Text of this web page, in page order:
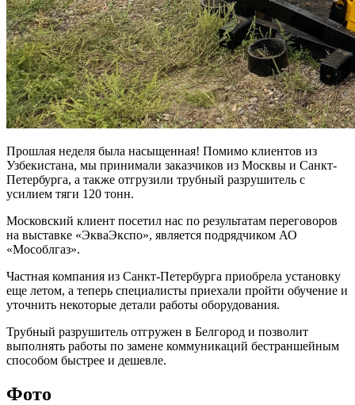
Прошлая неделя была насыщенная! Помимо клиентов из
Узбекистана, мы принимали заказчиков из Москвы и Санкт-
Петербурга, а также отгрузили трубный разрушитель с
усилием тяги 120 тонн.
Московский клиент посетил нас по результатам переговоров
на выставке «ЭкваЭкспо», является подрядчиком АО
«Мособлгаз».
Частная компания из Санкт-Петербурга приобрела установку
еще летом, а теперь специалисты приехали пройти обучение и
уточнить некоторые детали работы оборудования.
Трубный разрушитель отгружен в Белгород и позволит
выполнять работы по замене коммуникаций бестраншейным
способом быстрее и дешевле.
Фото